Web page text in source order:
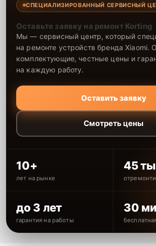
СПЕЦИАЛИЗИРОВАННЫЙ СЕРВИСНЫЙ
Оставьте заявку на ремонт Korting
Мы — сервисный центр, который
на ремонте устройств бренда Xiaomi.
комплектующие, честные цены и
на каждую работу.
Оставить заявку
Смотреть цены
10+
лет на рынке
45
до 3 лет
гарантия на работы
30